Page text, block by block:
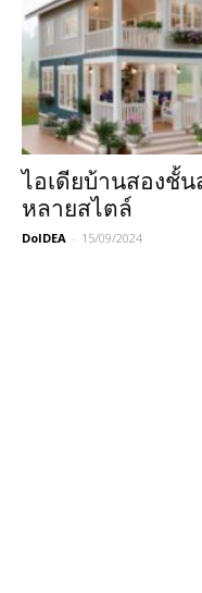
ไอเดียบ้านสองชั้
หลายสไตล์
DoIDEA - 15/09/2024